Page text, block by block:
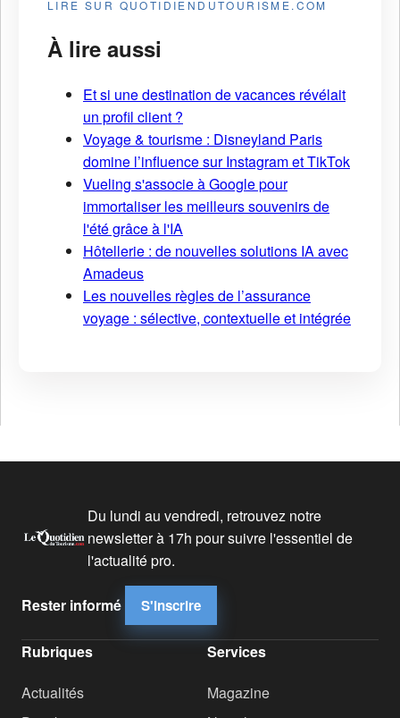
LIRE SUR QUOTIDIENDUTOURISME.COM
À lire aussi
Et si une destination de vacances révélait
un profil client ?
Voyage & tourisme : Disneyland Paris
domine l’influence sur Instagram et TikTok
Vueling s'associe à Google pour
immortaliser les meilleurs souvenirs de
l'été grâce à l'IA
Hôtellerie : de nouvelles solutions IA avec
Amadeus
Les nouvelles règles de l’assurance
voyage : sélective, contextuelle et intégrée
Du lundi au vendredi, retrouvez notre
newsletter à 17h pour suivre l'essentiel de
l'actualité pro.
Rester informé S'inscrire
Rubriques
Actualités
Services
Magazine